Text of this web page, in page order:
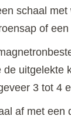
schaal met
of
de uitgelekte
3 tot 4
af met een